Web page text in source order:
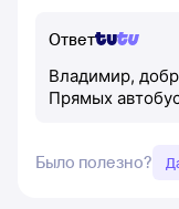
Ответ
Владимир,
Прямых
Было полезно?